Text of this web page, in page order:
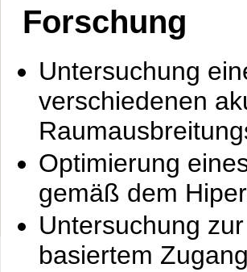
Forschung
Untersuchung
verschiedenen
Optimierung
gemäß dem
Untersuchung
basiertem